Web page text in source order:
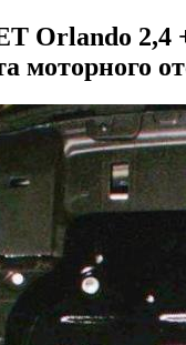
Orlando
моторного